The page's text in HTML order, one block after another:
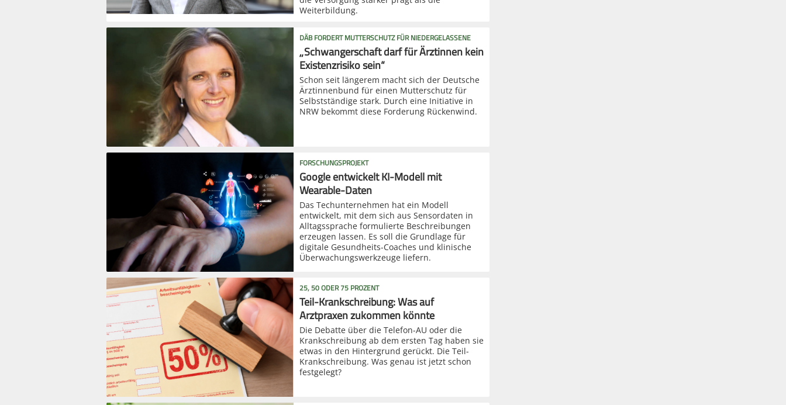
Weiterbildung.
DÄB FORDERT MUTTERSCHUTZ FÜR NIEDERGELASSENE
„Schwangerschaft darf für Ärztinnen kein
Existenzrisiko sein“
Schon seit längerem macht sich der Deutsche
Ärztinnenbund für einen Mutterschutz für
Selbstständige stark. Durch eine Initiative in
NRW bekommt diese Forderung Rückenwind.
FORSCHUNGSPROJEKT
Google entwickelt KI-Modell mit
Wearable-Daten
Das Techunternehmen hat ein Modell
entwickelt, mit dem sich aus Sensordaten in
Alltagssprache formulierte Beschreibungen
erzeugen lassen. Es soll die Grundlage für
digitale Gesundheits-Coaches und klinische
Überwachungswerkzeuge liefern.
25, 50 ODER 75 PROZENT
Teil-Krankschreibung: Was auf
Arztpraxen zukommen könnte
Die Debatte über die Telefon-AU oder die
Krankschreibung ab dem ersten Tag haben sie
etwas in den Hintergrund gerückt. Die Teil-
Krankschreibung. Was genau ist jetzt schon
festgelegt?